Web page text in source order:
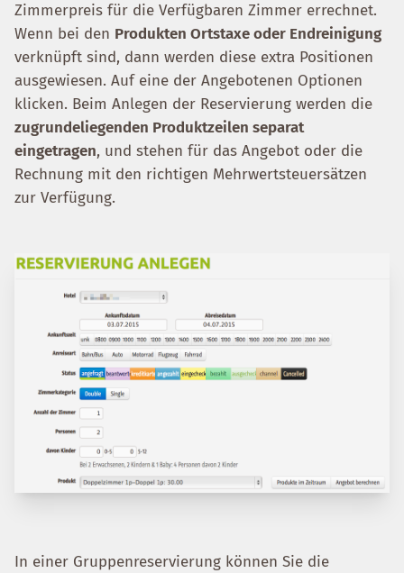
Zimmerpreis für die Verfügbaren Zimmer errechnet.
Wenn bei den Produkten Ortstaxe oder Endreinigung
verknüpft sind, dann werden diese extra Positionen
ausgewiesen. Auf eine der Angebotenen Optionen
klicken. Beim Anlegen der Reservierung werden die
zugrundeliegenden Produktzeilen separat
eingetragen, und stehen für das Angebot oder die
Rechnung mit den richtigen Mehrwertsteuersätzen
zur Verfügung.
In einer Gruppenreservierung können Sie die